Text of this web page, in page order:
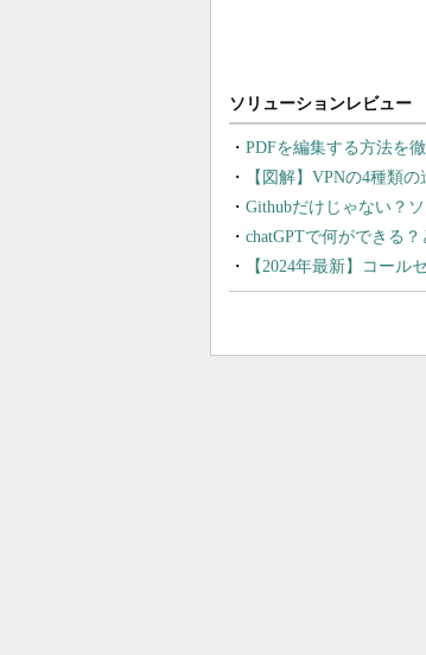
PDFを編集する方法を
【図解】VPNの4種類
Githubだけじゃない？
chatGPTで何ができる
【2024年最新】コー